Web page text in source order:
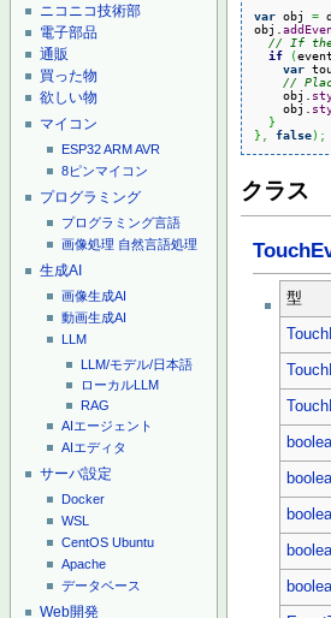
ニコニコ技術部
電子部品
通販
買った物
欲しい物
マイコン
ESP32ARMAVR
8ピンマイコン
プログラミング
プログラミング言語
画像処理 自然言語処理
生成AI
画像生成AI
動画生成AI
LLM
LLM/モデル/日本語
ローカルLLM
RAG
AIエージェント
AIエディタ
サーバ設定
Docker
WSL
CentOS Ubuntu
Apache
データベース
Web開発
var obj =
obj.
// If
if
(
var
//
    obj.
    obj.
}
}
false) ;
クラス
型